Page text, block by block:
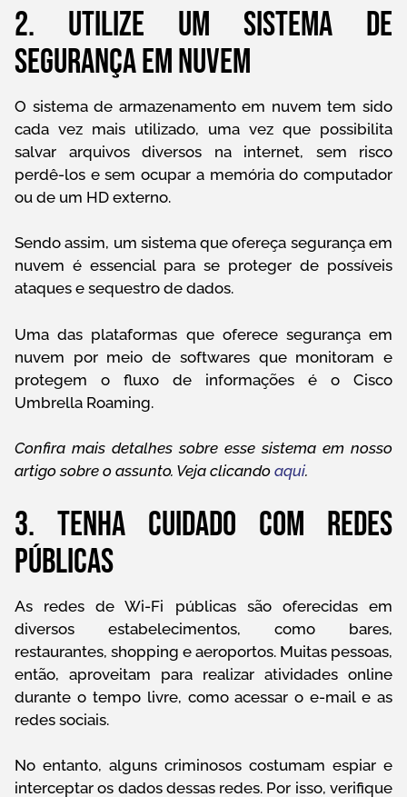
2. Utilize um sistema de
segurança em nuvem
O sistema de armazenamento em nuvem tem sido
cada vez mais utilizado, uma vez que possibilita
salvar arquivos diversos na internet, sem risco
perdê-los e sem ocupar a memória do computador
ou de um HD externo.
Sendo assim, um sistema que ofereça segurança em
nuvem é essencial para se proteger de possíveis
ataques e sequestro de dados.
Uma das plataformas que oferece segurança em
nuvem por meio de softwares que monitoram e
protegem o fluxo de informações é o Cisco
Umbrella Roaming.
Confira mais detalhes sobre esse sistema em nosso
artigo sobre o assunto. Veja clicando aqui.
3. Tenha cuidado com redes
públicas
As redes de Wi-Fi públicas são oferecidas em
diversos estabelecimentos, como bares,
restaurantes, shopping e aeroportos. Muitas pessoas,
então, aproveitam para realizar atividades online
durante o tempo livre, como acessar o e-mail e as
redes sociais.
No entanto, alguns criminosos costumam espiar e
interceptar os dados dessas redes. Por isso, verifique